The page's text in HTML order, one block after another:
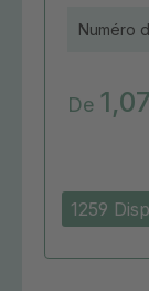
1259
Numéro
De